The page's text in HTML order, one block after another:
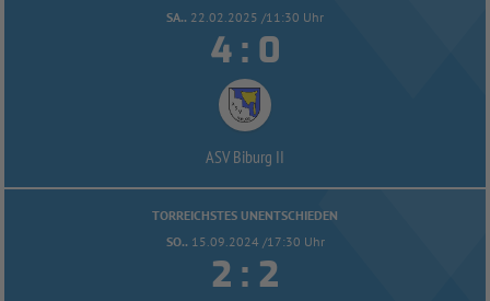
SA.. 22.02.2025 /11:30 Uhr
 : 
ASV Biburg II
TORREICHSTES UNENTSCHIEDEN
SO.. 15.09.2024 /17:30 Uhr
 : 